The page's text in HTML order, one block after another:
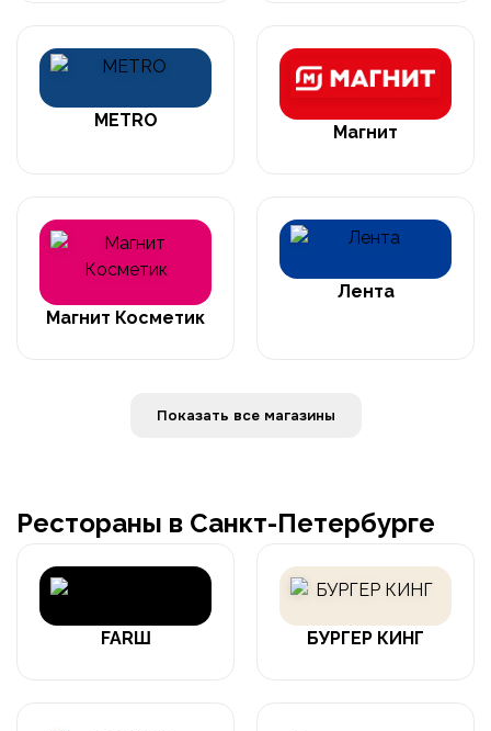
METRO
Магнит
Магнит Косметик
Лента
Показать все магазины
Рестораны в Санкт-Петербурге
FARШ БУРГЕР КИНГ